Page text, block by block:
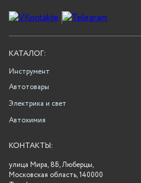
КАТАЛОГ:
Инструмент
Автотовары
Электрика и свет
Автохимия
КОНТАКТЫ:
улица Мира, 8Б, Люберцы,
Московская область, 140000